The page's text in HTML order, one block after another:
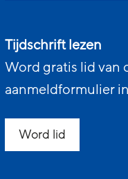
Tijdschrift lezen
Word gratis lid van
aanmeldformulier
Word lid